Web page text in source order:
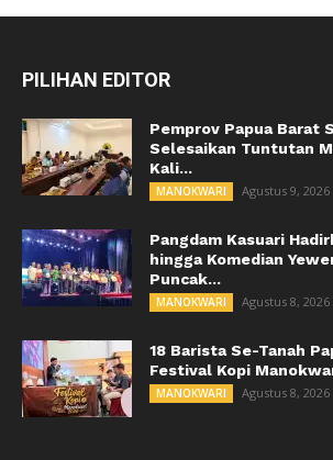
PILIHAN EDITOR
Pemprov Papua Barat
Selesaikan Tuntutan
Kali...
MANOKWARI Agustus 9, 2026
Pangdam Kasuari
hingga Komedian
Puncak...
MANOKWARI Agustus 8, 2026
18 Barista Se-Tanah
Festival Kopi
MANOKWARI Agustus 8, 2026